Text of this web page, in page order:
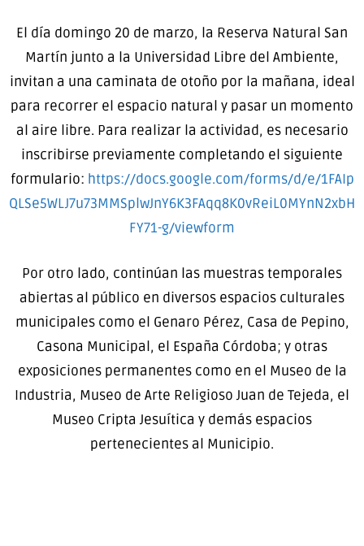
El día domingo 20 de marzo, la Reserva Natural San
Martín junto a la Universidad Libre del Ambiente,
invitan a una caminata de otoño por la mañana, ideal
para recorrer el espacio natural y pasar un momento
al aire libre. Para realizar la actividad, es necesario
inscribirse previamente completando el siguiente
formulario: https://docs.google.com/forms/d/e/1FAIp
QLSe5WLJ7u73MMSplwJnY6K3FAqq8K0vReiL0MYnN2xbH
FY71-g/viewform
Por otro lado, continúan las muestras temporales
abiertas al público en diversos espacios culturales
municipales como el Genaro Pérez, Casa de Pepino,
Casona Municipal, el España Córdoba; y otras
exposiciones permanentes como en el Museo de la
Industria, Museo de Arte Religioso Juan de Tejeda, el
Museo Cripta Jesuítica y demás espacios
pertenecientes al Municipio.